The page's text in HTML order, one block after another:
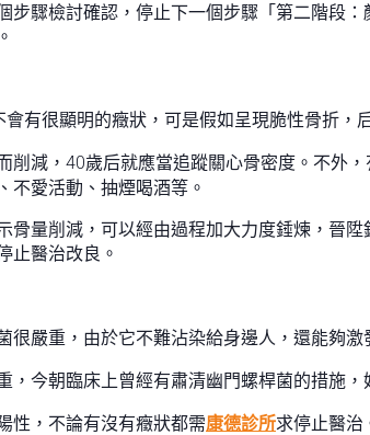
步驟檢討確認，停止下一個步驟「第二階段
會有很顯明的癥狀，可是假如呈現脆性骨折
削減，40歲后就應當追蹤關心骨密度。不外
不愛活動、抽煙喝酒等。
骨量削減，可以經由過程加大力度錘煉，晉
止醫治改良。
很嚴重，由於它不難沾染給身邊人，還能夠
，今朝臨床上曾經有肅清幽門螺桿菌的措施
性，不論有沒有癥狀都需康德診所求停止醫治